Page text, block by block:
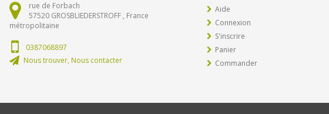
rue de Forbach
57520 GROSBLIEDERSTROFF , France
métropolitaine
0387068897
Nous trouver, Nous contacter
Aide
Connexion
S'inscrire
Panier
Commander